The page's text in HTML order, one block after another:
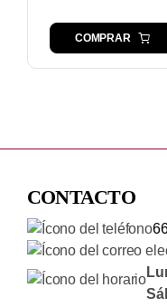
COMPRAR
CONTACTO